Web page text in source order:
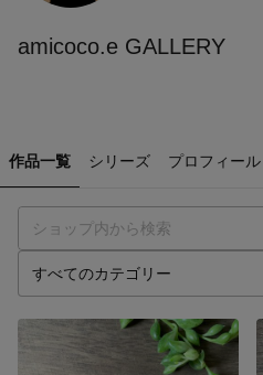
amicoco.e GALLERY
作品一覧 シリーズ プロフィール